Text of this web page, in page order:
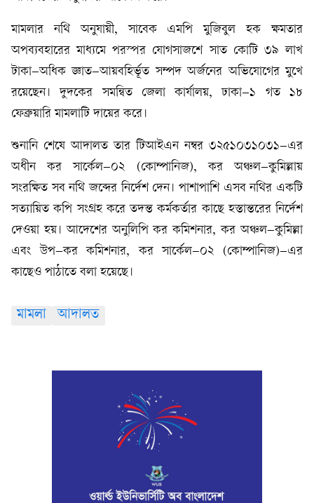
মামলার নথি অনুযায়ী, সাবেক এমপি মুজিবুল হক ক্ষমতার
অপব্যবহারের মাধ্যমে পরস্পর যোগসাজশে সাত কোটি ৩৯ লাখ
টাকা–অধিক জ্ঞাত–আয়বহির্ভূত সম্পদ অর্জনের অভিযোগের মুখে
রয়েছেন। দুদকের সমন্বিত জেলা কার্যালয়, ঢাকা–১ গত ১৮
ফেব্রুয়ারি মামলাটি দায়ের করে।
শুনানি শেষে আদালত তার টিআইএন নম্বর ৩২৫১০৩১০৩১–এর
অধীন কর সার্কেল–০২ (কোম্পানিজ), কর অঞ্চল–কুমিল্লায়
সংরক্ষিত সব নথি জব্দের নির্দেশ দেন। পাশাপাশি এসব নথির একটি
সত্যায়িত কপি সংগ্রহ করে তদন্ত কর্মকর্তার কাছে হস্তান্তরের নির্দেশ
দেওয়া হয়। আদেশের অনুলিপি কর কমিশনার, কর অঞ্চল–কুমিল্লা
এবং উপ–কর কমিশনার, কর সার্কেল–০২ (কোম্পানিজ)–এর
কাছেও পাঠাতে বলা হয়েছে।
মামলা আদালত